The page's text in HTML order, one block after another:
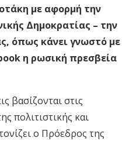
με αφορμή την
Δημοκρατίας – την
όπως κάνει γνωστό με
η ρωσική πρεσβεία
βασίζονται στις
πολιτιστικής και
ο Πρόεδρος της